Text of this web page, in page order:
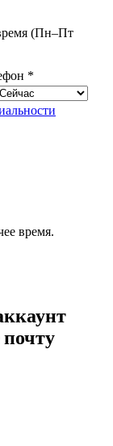
(Пн–Пт
*
время.
почту